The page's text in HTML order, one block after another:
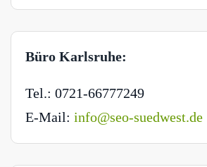
Büro Karlsruhe:
Tel.: 0721-66777249
E-Mail: info@seo-suedwest.de